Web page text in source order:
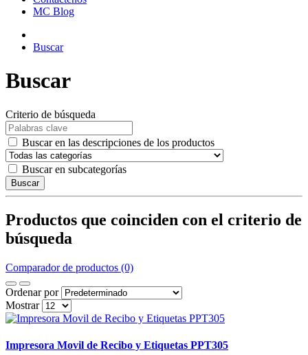
MC Blog
Buscar
Buscar
Criterio de búsqueda
Buscar en las descripciones de los productos
Buscar en subcategorías
Buscar
Productos que coinciden con el criterio de
búsqueda
Comparador de productos (0)
Ordenar por
Mostrar
Impresora Movil de Recibo y Etiquetas PPT305